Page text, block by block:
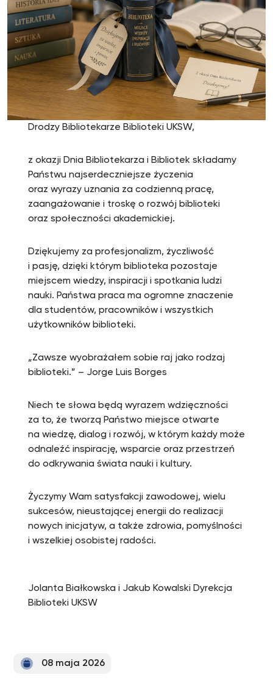
Drodzy Bibliotekarze Biblioteki UKSW,
z okazji Dnia Bibliotekarza i Bibliotek składamy
Państwu najserdeczniejsze życzenia
oraz wyrazy uznania za codzienną pracę,
zaangażowanie i troskę o rozwój biblioteki
oraz społeczności akademickiej.
Dziękujemy za profesjonalizm, życzliwość
i pasję, dzięki którym biblioteka pozostaje
miejscem wiedzy, inspiracji i spotkania ludzi
nauki. Państwa praca ma ogromne znaczenie
dla studentów, pracowników i wszystkich
użytkowników biblioteki.
„Zawsze wyobrażałem sobie raj jako rodzaj
biblioteki.” – Jorge Luis Borges
Niech te słowa będą wyrazem wdzięczności
za to, że tworzą Państwo miejsce otwarte
na wiedzę, dialog i rozwój, w którym każdy może
odnaleźć inspirację, wsparcie oraz przestrzeń
do odkrywania świata nauki i kultury.
Życzymy Wam satysfakcji zawodowej, wielu
sukcesów, nieustającej energii do realizacji
nowych inicjatyw, a także zdrowia, pomyślności
i wszelkiej osobistej radości.
Jolanta Białkowska i Jakub Kowalski Dyrekcja
Biblioteki UKSW
08 maja 2026